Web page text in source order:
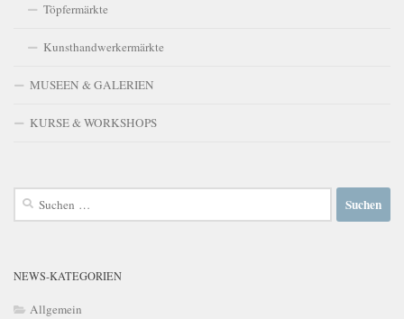
Töpfermärkte
Kunsthandwerkermärkte
MUSEEN & GALERIEN
KURSE & WORKSHOPS
Suchen
NEWS-KATEGORIEN
Allgemein